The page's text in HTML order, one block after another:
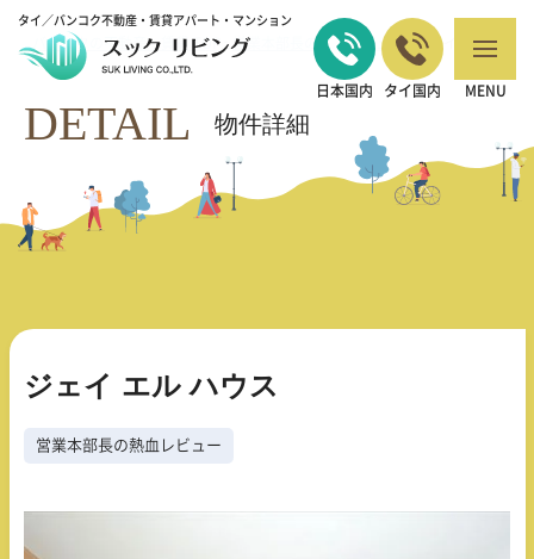
タイ／バンコク不動産・賃貸アパート・マンション
日本国内 タイ国内 MENU
バンコクの不動産・賃貸 TOP >営業本部長の熱血レビュー >ジェイ エル ハ
ウス
DETAIL 物件詳細
ジェイ エル ハウス
営業本部長の熱血レビュー